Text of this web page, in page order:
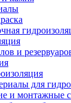
и
для
и монтажные